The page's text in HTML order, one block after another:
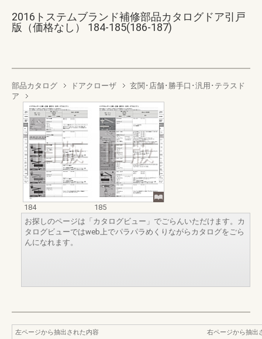
2016トステムブランド補修部品カタログドア引戸
版（価格なし） 184-185(186-187)
部品カタログ ドアクローザ
玄関･店舗･勝手口･汎用･テラスド
ア
184
185
お探しのページは「カタログビュー」でごらんいただけます。カ
タログビューではweb上でパラパラめくりながらカタログをごら
んになれます。
左ページから抽出された内容
右ページから抽出